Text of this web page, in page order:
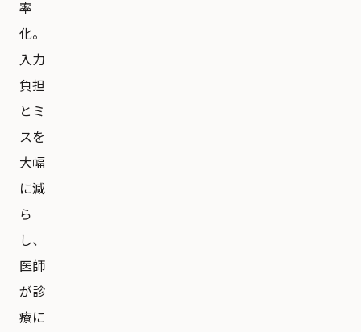
率
化。
入力
負担
とミ
スを
大幅
に減
ら
し、
医師
が診
療に